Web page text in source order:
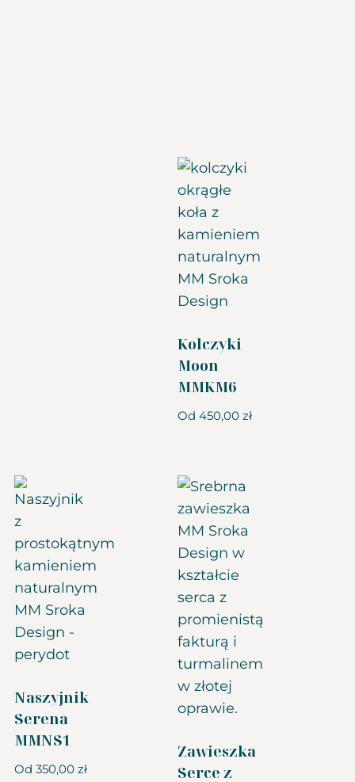
Kolczyki
Moon
MMKM6
Od 450,00 zł
Naszyjnik
Serena
MMNS1
Od 350,00 zł
Zawieszka
Serce z